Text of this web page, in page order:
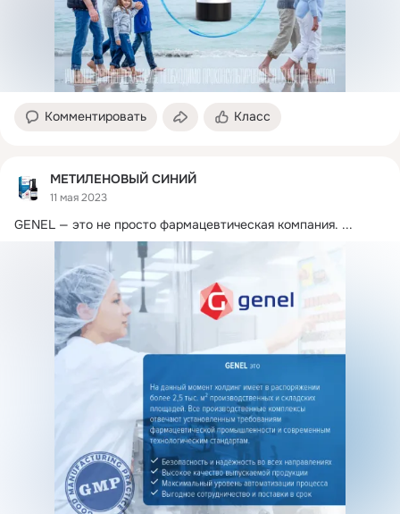
Комментировать Класс
МЕТИЛЕНОВЫЙ СИНИЙ
11 мая 2023
GENEL — это не просто фармацевтическая компания. ...